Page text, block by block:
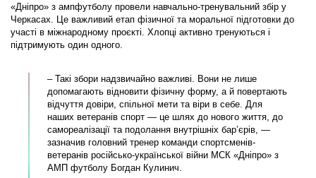
«Дніпро» з ампфутболу провели навчально-тренувальний збір у
Черкасах. Це важливий етап фізичної та моральної підготовки до
участі в міжнародному проєкті. Хлопці активно тренуються і
підтримують один одного.
– Такі збори надзвичайно важливі. Вони не лише
допомагають відновити фізичну форму, а й повертають
відчуття довіри, спільної мети та віри в себе. Для
наших ветеранів спорт — це шлях до нового життя, до
самореалізації та подолання внутрішніх бар’єрів, —
зазначив головний тренер команди спортсменів-
ветеранів російсько-української війни МСК «Дніпро» з
АМП футболу Богдан Кулинич.